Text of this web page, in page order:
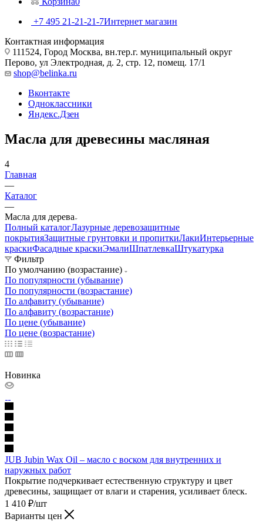
+7 495 21-21-21-7Интернет магазин
Контактная информация
111524, Город Москва, вн.тер.г. муниципальный округ
Перово, ул Электродная, д. 2, стр. 12, помещ. 17/1
shop@belinka.ru
Вконтакте
Одноклассники
Яндекс.Дзен
Масла для древесины масляная
4
Главная
—
Каталог
—
Масла для дерева
Полный каталогЛазурные деревозащитные
покрытияЗащитные грунтовки и пропиткиЛакиИнтерьерные
краскиФасадные краскиЭмалиШпатлевкаШтукатурка
Фильтр
По умолчанию (возрастание)
По популярности (убывание)
По популярности (возрастание)
По алфавиту (убывание)
По алфавиту (возрастание)
По цене (убывание)
По цене (возрастание)
Новинка
JUB Jubin Wax Oil – масло с воском для внутренних и
наружных работ
Покрытие подчеркивает естественную структуру и цвет
древесины, защищает от влаги и старения, усиливает блеск.
1 410 ₽/шт
Варианты цен